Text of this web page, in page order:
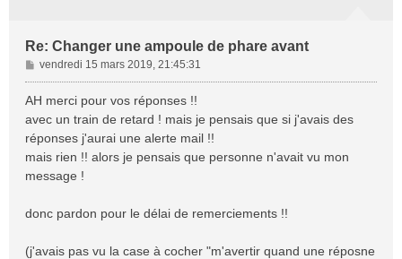
Re: Changer une ampoule de phare avant
M
e
s
g
e
vendredi 15 mars 2019, 21:45:31
AH merci pour vos réponses !!
avec un train de retard ! mais je pensais que si j'avais des
réponses j'aurai une alerte mail !!
mais rien !! alors je pensais que personne n'avait vu mon
message !
donc pardon pour le délai de remerciements !!
(j'avais pas vu la case à cocher "m'avertir quand une réposne